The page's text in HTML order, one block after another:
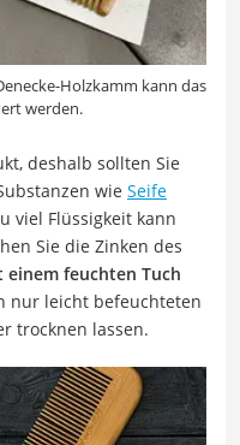
Holzkamm kann das
werden.
deshalb sollten Sie
wie Seife
viel Flüssigkeit kann
Sie die Zinken des
feuchten Tuch
nur leicht befeuchteten
trocknen lassen.